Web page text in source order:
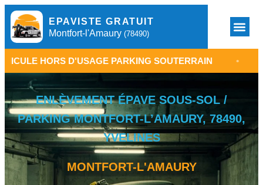
EPAVISTE GRATUIT
Montfort-l'Amaury (78490)
PARKING SOUTERRAIN • ÉPAVISTE
ENLÈVEMENT ÉPAVE SOUS-SOL /
PARKING MONTFORT-L’AMAURY, 78490,
YVELINES
MONTFORT-L'AMAURY